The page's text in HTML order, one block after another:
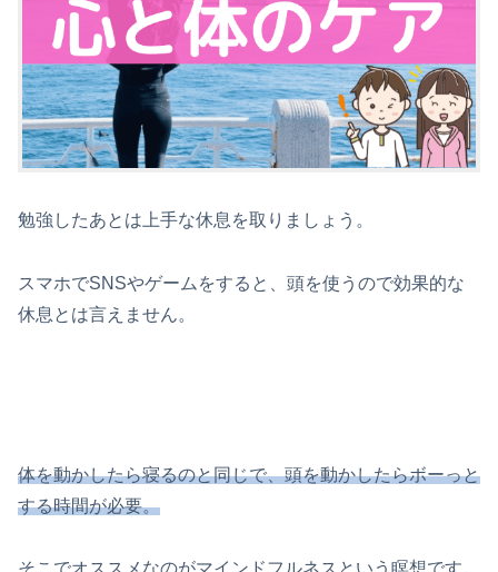
勉強したあとは上手な休息を取りましょう。
スマホでSNSやゲームをすると、頭を使うので効果的な
休息とは言えません。
体を動かしたら寝るのと同じで、頭を動かしたらボーっと
する時間が必要。